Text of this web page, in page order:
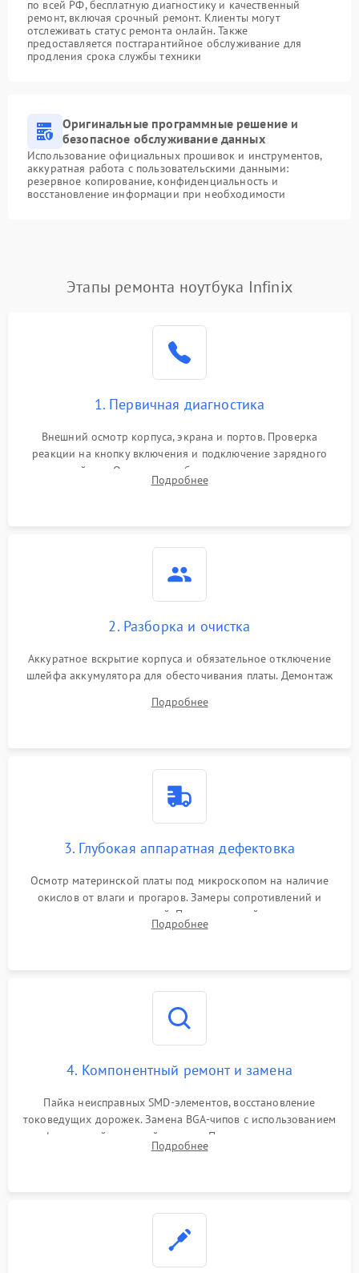
по всей РФ, бесплатную диагностику и качественный
ремонт, включая срочный ремонт. Клиенты могут
отслеживать статус ремонта онлайн. Также
предоставляется постгарантийное обслуживание для
продления срока службы техники
Оригинальные программные решение и
безопасное обслуживание данных
Использование официальных прошивок и инструментов,
аккуратная работа с пользовательскими данными:
резервное копирование, конфиденциальность и
восстановление информации при необходимости
Этапы ремонта ноутбука Infinix
1. Первичная диагностика
Внешний осмотр корпуса, экрана и портов. Проверка
реакции на кнопку включения и подключение зарядного
устройства. Оценка потребления тока с помощью
лабораторного блока питания для локализации проблемы.
Подробнее
2. Разборка и очистка
Аккуратное вскрытие корпуса и обязательное отключение
шлейфа аккумулятора для обесточивания платы. Демонтаж
высохшей термопасты с кристаллов чипов.
Подробнее
3. Глубокая аппаратная дефектовка
Осмотр материнской платы под микроскопом на наличие
окислов от влаги и прогаров. Замеры сопротивлений и
дежурных напряжений. Проверка цепей питания,
мультиконтроллера, процессора и видеочипа.
Подробнее
4. Компонентный ремонт и замена
Пайка неисправных SMD-элементов, восстановление
токоведущих дорожек. Замена BGA-чипов с использованием
инфракрасной паяльной станции. Прошивка микросхемы
BIOS или замена поврежденных портов USB
Подробнее